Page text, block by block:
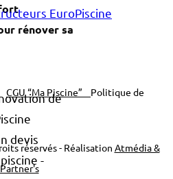
rénover sa
CGU “Ma Piscine” Politique de
réservés - Réalisation Atmédia &
Partner's